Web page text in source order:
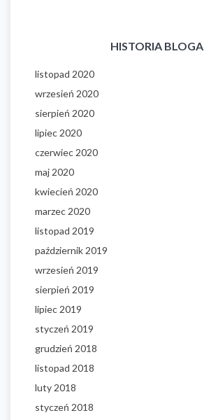
HISTORIA BLOGA
listopad 2020
wrzesień 2020
sierpień 2020
lipiec 2020
czerwiec 2020
maj 2020
kwiecień 2020
marzec 2020
listopad 2019
październik 2019
wrzesień 2019
sierpień 2019
lipiec 2019
styczeń 2019
grudzień 2018
listopad 2018
luty 2018
styczeń 2018